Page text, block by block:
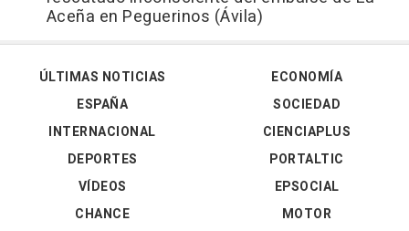
Aceña en Peguerinos (Ávila)
ÚLTIMAS NOTICIAS
ESPAÑA
INTERNACIONAL
DEPORTES
VÍDEOS
ECONOMÍA
SOCIEDAD
CIENCIAPLUS
PORTALTIC
EPSOCIAL
CHANCE
MOTOR